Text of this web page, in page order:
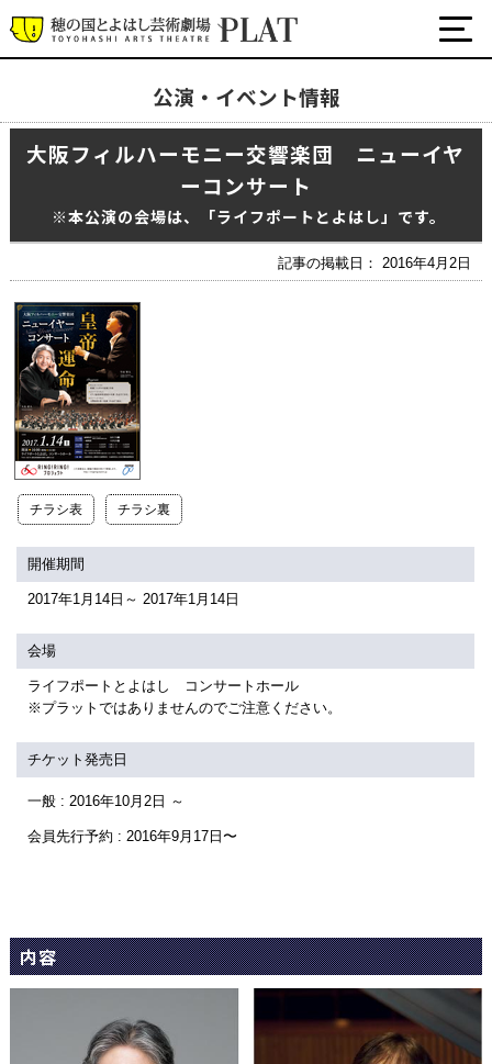
アクセシビリティ/
サービス
会員制度のご案内
プラットニュース
交通アクセス
公演・イベント情報
大阪フィルハーモニー交響楽団 ニューイヤ
ーコンサート
※本公演の会場は、「ライフポートとよはし」です。
記事の掲載日： 2016年4月2日
チラシ表 チラシ裏
開催期間
2017年1月14日～ 2017年1月14日
会場
ライフポートとよはし コンサートホール
※プラットではありませんのでご注意ください。
チケット発売日
一般 : 2016年10月2日 ～
会員先行予約 : 2016年9月17日〜
内容
最新の公演・イベント情報
演劇・ダンス・音楽など
ワークショップ・講座
プラットについて
チケット・座席表・鑑賞サポートなど
施設の利用について
サポート
関連団体・施設